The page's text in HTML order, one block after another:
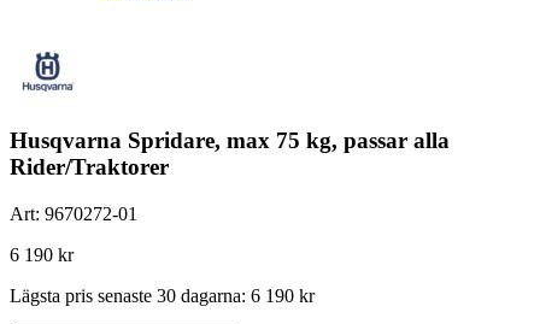
Husqvarna Spridare, max 75 kg, passar alla
Rider/Traktorer
Art: 9670272-01
6 190 kr
Lägsta pris senaste 30 dagarna: 6 190 kr